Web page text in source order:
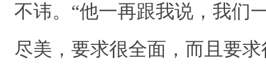
不讳。“他一再跟我说，我们
尽美，要求很全面，而且要